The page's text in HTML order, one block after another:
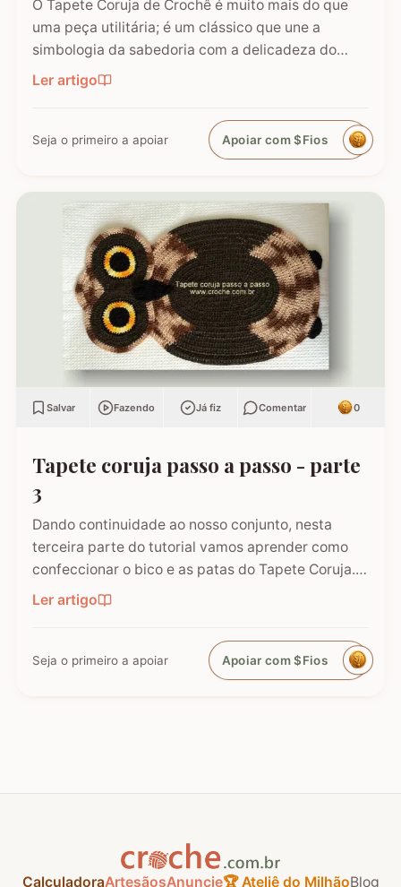
O Tapete Coruja de Crochê é muito mais do que
uma peça utilitária; é um clássico que une a
simbologia da sabedoria com a delicadeza do
feito à mão. Embora a coruja real consiga girar o
pescoço em 270°, a nossa versão em crochê é
ainda mais versátil: podemos criá-la em todas as
cores e estilos,…
Ler artigo
Seja o primeiro a apoiar Apoiar com $Fios
Salvar Fazendo Já fiz Comentar 0
Tapete coruja passo a passo - parte
3
Dando continuidade ao nosso conjunto, nesta
terceira parte do tutorial vamos aprender como
confeccionar o bico e as patas do Tapete Coruja.
São esses pequenos detalhes que trazem a
personalidade e o charme final à peça! Caso você
tenha caído direto neste post, não se esqueça de
conferir as etapas…
Ler artigo
Seja o primeiro a apoiar Apoiar com $Fios
CalculadoraArtesãosAnuncie🏆 Ateliê do MilhãoBlog